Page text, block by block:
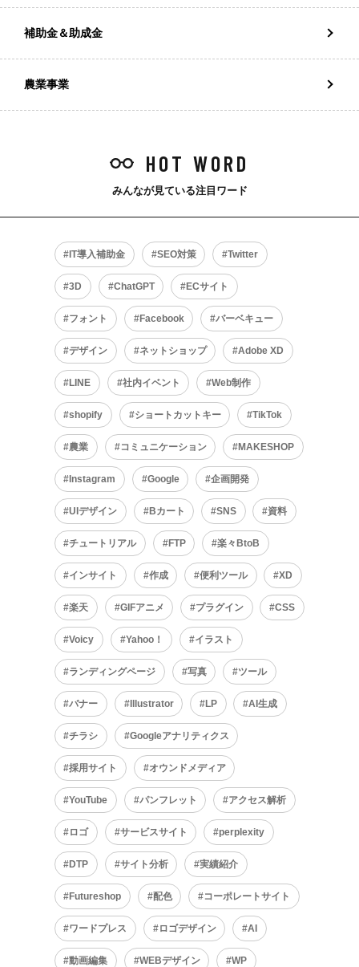
補助金＆助成金
農業事業
HOT WORD
みんなが見ている注目ワード
IT導入補助金 SEO対策 Twitter
3D ChatGPT ECサイト
フォント Facebook バーベキュー
デザイン ネットショップ Adobe XD
LINE 社内イベント Web制作
shopify ショートカットキー TikTok
農業 コミュニケーション MAKESHOP
Instagram Google 企画開発
UIデザイン Bカート SNS 資料
チュートリアル FTP 楽々BtoB
インサイト 作成 便利ツール XD
楽天 GIFアニメ プラグイン CSS
Voicy Yahoo！ イラスト
ランディングページ 写真 ツール
バナー Illustrator LP AI生成
チラシ Googleアナリティクス
採用サイト オウンドメディア
YouTube パンフレット アクセス解析
ロゴ サービスサイト perplexity
DTP サイト分析 実績紹介
Futureshop 配色 コーポレートサイト
ワードプレス ロゴデザイン AI
動画編集 WEBデザイン WP